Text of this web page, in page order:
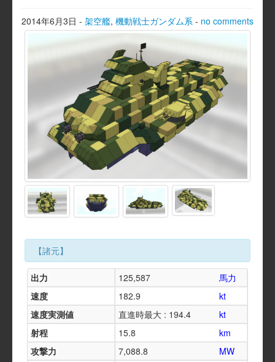
2014年6月3日 - 架空艦, 機動戦士ガンダム系 - no comments
【諸元】
出力 125,587
馬力
速度
182.9
kt
速度実測値
直進時最大 : 194.4
kt
射程
15.8
km
攻撃力
7,088.8
MW